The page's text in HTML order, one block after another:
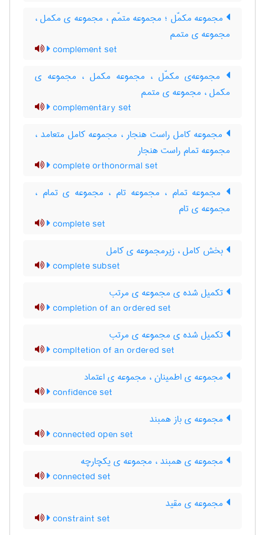
مجموعه مکمّل ؛ مجموعه متمّم ، مجموعه ی مکمل ،
مجموعه ی متمم
complement set
مجموعه‌ی مکمّل ، مجموعه مکمل ، مجموعه ی
مکمل ، مجموعه ی متمم
complementary set
مجموعه کامل راست هنجار ، مجموعه کامل متعامد ،
مجموعه تمام راست هنجار
complete orthonormal set
مجموعه تمام ، مجموعه تام ، مجموعه ی تمام ،
مجموعه ی تام
complete set
بخش کامل ، زیرمجموعه ی کامل
complete subset
تکمیل شده ی مجموعه ی مرتب
completion of an ordered set
تکمیل شده ی مجموعه ی مرتب
compltetion of an ordered set
مجموعه ی اطمینان ، مجموعه ی اعتماد
confidence set
مجموعه ی باز همبند
connected open set
مجموعه ی همبند ، مجموعه ی یکچارچه
connected set
مجموعه ی مقید
constraint set